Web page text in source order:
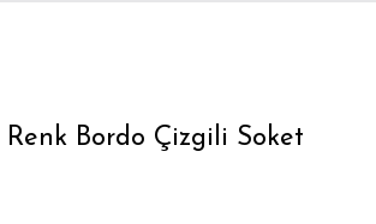
Bordo Çizgili Soket